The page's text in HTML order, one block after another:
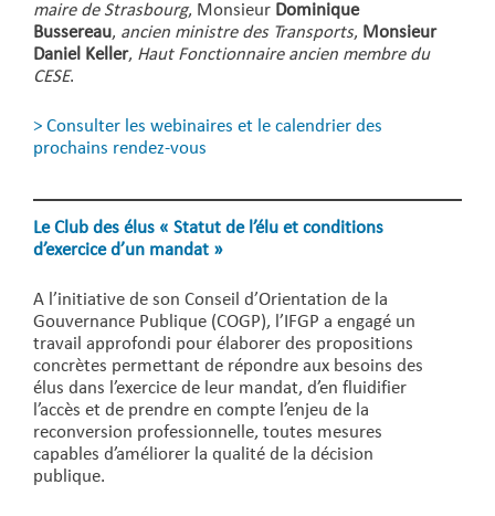
maire de Strasbourg, Monsieur Dominique
Bussereau, ancien ministre des Transports, Monsieur
Daniel Keller, Haut Fonctionnaire ancien membre du
CESE.
> Consulter les webinaires et le calendrier des
prochains rendez-vous
Le Club des élus « Statut de l’élu et conditions
d’exercice d’un mandat »
A l’initiative de son Conseil d’Orientation de la
Gouvernance Publique (COGP), l’IFGP a engagé un
travail approfondi pour élaborer des propositions
concrètes permettant de répondre aux besoins des
élus dans l’exercice de leur mandat, d’en fluidifier
l’accès et de prendre en compte l’enjeu de la
reconversion professionnelle, toutes mesures
capables d’améliorer la qualité de la décision
publique.